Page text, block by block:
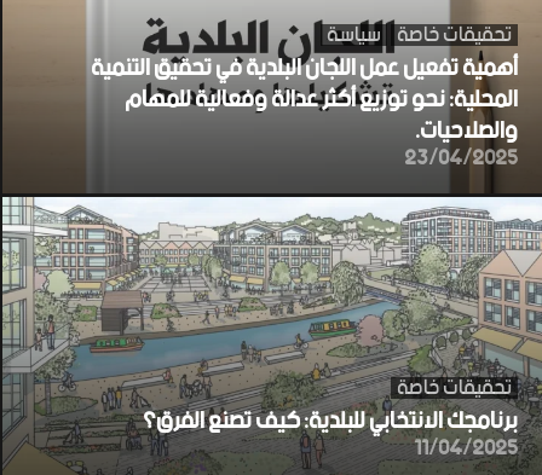
تحقيقات خاصة سياسة
أهمية تفعيل عمل اللجان البلدية في تحقيق التنمية
المحلية: نحو توزيع أكثر عدالة وفعالية للمهام
والصلاحيات.
23/04/2025
تحقيقات خاصة
برنامجك الانتخابي للبلدية: كيف تصنع الفرق؟
11/04/2025